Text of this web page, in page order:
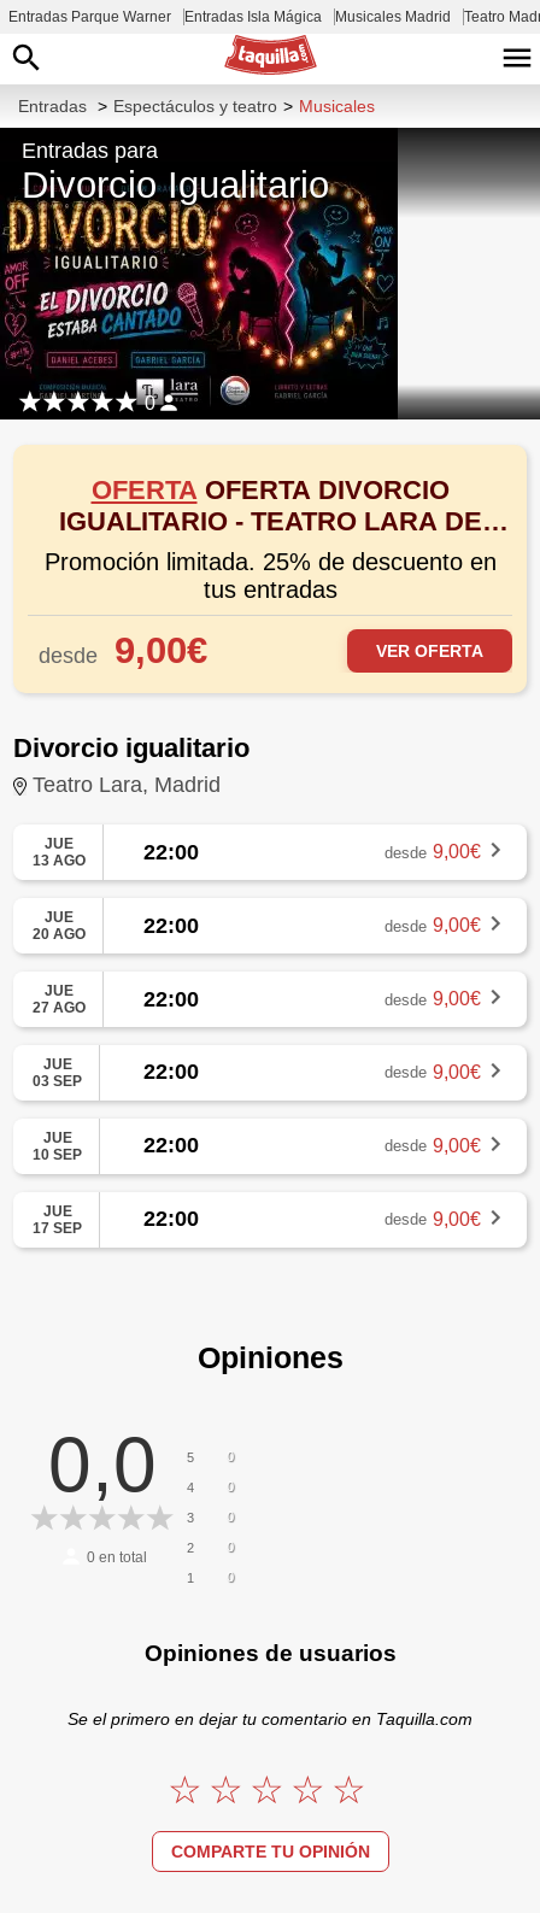
Entradas Parque Warner Entradas Isla Mágica Musicales Madrid Teatro
Entradas > Espectáculos y teatro > Musicales
Entradas para
Divorcio Igualitario
0
OFERTAOFERTA DIVORCIO
IGUALITARIO - TEATRO LARA DE
MADRID
Promoción limitada. 25% de descuento en
tus entradas
desde 9,00€ VER OFERTA
Divorcio igualitario
Teatro Lara, Madrid
JUE
13 AGO
22:00 desde 9,00€
JUE
20 AGO
22:00 desde 9,00€
JUE
27 AGO
22:00 desde 9,00€
JUE
03 SEP
22:00 desde 9,00€
JUE
10 SEP
22:00 desde 9,00€
JUE
17 SEP
22:00 desde 9,00€
Opiniones
0,0
0en total
5 0
4 0
3 0
2 0
1 0
Opiniones de usuarios
Se el primero en dejar tu comentario en Taquilla.com
COMPARTE TU OPINIÓN